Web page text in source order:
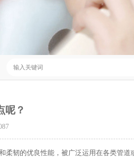
呢？
柔韧的优良性能，被广泛运用在各类管道